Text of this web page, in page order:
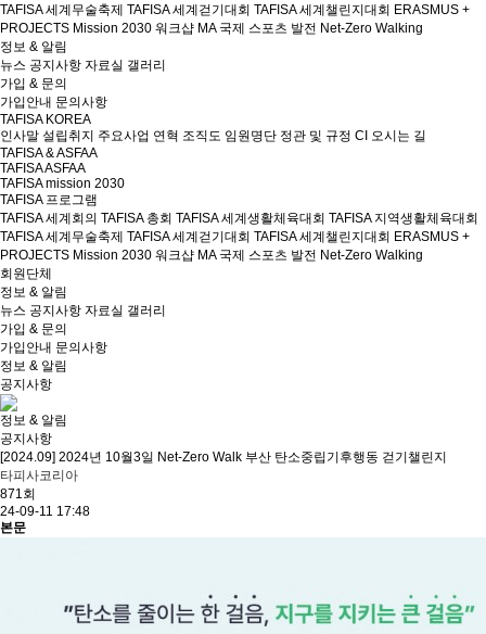
TAFISA 세계무술축제 TAFISA 세계걷기대회 TAFISA 세계챌린지대회 ERASMUS +
PROJECTS Mission 2030 워크샵 MA 국제 스포츠 발전 Net-Zero Walking
정보 & 알림
뉴스 공지사항 자료실 갤러리
가입 & 문의
가입안내 문의사항
TAFISA KOREA
인사말 설립취지 주요사업 연혁 조직도 임원명단 정관 및 규정 CI 오시는 길
TAFISA & ASFAA
TAFISAASFAA
TAFISA mission 2030
TAFISA 프로그램
TAFISA 세계회의 TAFISA 총회 TAFISA 세계생활체육대회 TAFISA 지역생활체육대회
TAFISA 세계무술축제 TAFISA 세계걷기대회 TAFISA 세계챌린지대회 ERASMUS +
PROJECTS Mission 2030 워크샵 MA 국제 스포츠 발전 Net-Zero Walking
회원단체
정보 & 알림
뉴스 공지사항 자료실 갤러리
가입 & 문의
가입안내 문의사항
정보 & 알림
공지사항
정보 & 알림
공지사항
[2024.09] 2024년 10월3일 Net-Zero Walk 부산 탄소중립기후행동 걷기챌린지
타피사코리아
871회
24-09-11 17:48
본문